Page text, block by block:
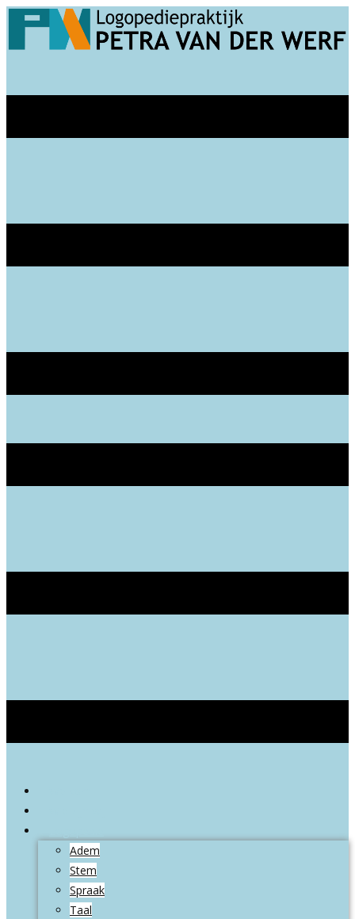
Adem
Stem
Spraak
Taal